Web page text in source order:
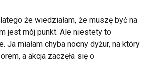
że wiedziałam, że muszę być na
jest mój punkt. Ale niestety to
Ja miałam chyba nocny dyżur, na który
a akcja zaczęła się o